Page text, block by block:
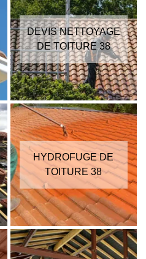
DEVIS NETTOYAGE
DE TOITURE 38
HYDROFUGE DE
TOITURE 38